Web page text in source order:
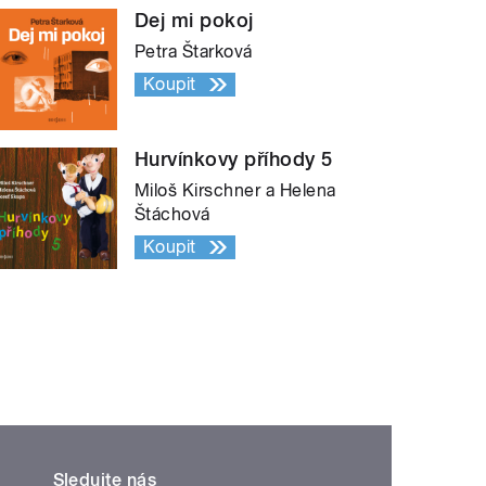
Dej mi pokoj
Petra Štarková
Koupit
Hurvínkovy příhody 5
Miloš Kirschner a Helena
Štáchová
Koupit
Sledujte nás